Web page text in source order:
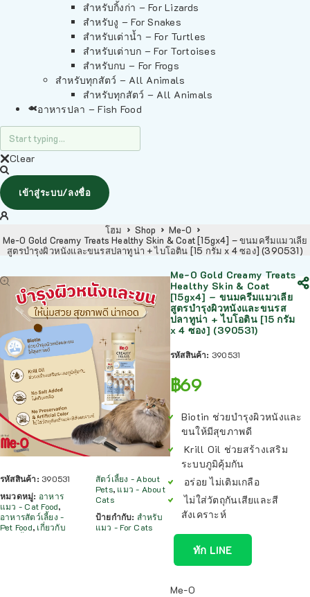
สำหรับกิ้งก่า – For Lizards
สำหรับงู – For Snakes
สำหรับเต่าน้ำ – For Turtles
สำหรับเต่าบก – For Tortoises
สำหรับกบ – For Frogs
สำหรับทุกสัตว์ – All Animals
สำหรับทุกสัตว์ – All Animals
อาหารปลา – Fish Food
Clear
เข้าสู่ระบบ/ลงชื่อ
โฮม Shop
Me-O
Me-O Gold Creamy Treats Healthy Skin & Coat [15gx4] – ขนมครีมแมวเลีย
สูตรบำรุงผิวหนังและขนรสปลาทูน่า + ไบโอติน [15 กรัม x 4 ซอง] (390531)
รหัสสินค้า: 390531
หมวดหมู่: อาหาร
แมว - Cat Food,
อาหารสัตว์เลี้ยง -
Pet Food, เกี่ยวกับ
สัตว์เลี้ยง - About
Pets, แมว - About
Cats
ป้ายกำกับ: สำหรับ
แมว - For Cats
Me-O Gold Creamy Treats
Healthy Skin & Coat
[15gx4] – ขนมครีมแมวเลีย
สูตรบำรุงผิวหนังและขนรส
ปลาทูน่า + ไบโอติน [15 กรัม
x 4 ซอง] (390531)
รหัสสินค้า: 390531
฿69
Biotin ช่วยบำรุงผิวหนังและ
ขนให้มีสุขภาพดี
Krill Oil ช่วยสร้างเสริม
ระบบภูมิคุ้มกัน
อร่อย ไม่เติมเกลือ
ไม่ใส่วัตถุกันเสียและสี
สังเคราะห์
ทัก LINE
Me-O